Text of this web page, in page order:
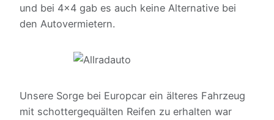
und bei 4×4 gab es auch keine Alternative bei
den Autovermietern.
Unsere Sorge bei Europcar ein älteres Fahrzeug
mit schottergequälten Reifen zu erhalten war